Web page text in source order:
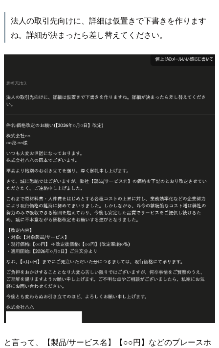
法人の取引先向けに、詳細は仮置きで下書きを作ります
ね。詳細が決まったら差し替えてください。
と言って、【製品/サービス名】【○○円】などのプレースホ